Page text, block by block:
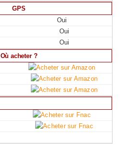
GPS
Oui
Oui
Oui
Où acheter ?